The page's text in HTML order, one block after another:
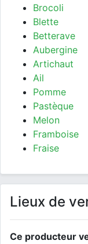
Brocoli
Blette
Betterave
Aubergine
Artichaut
Ail
Pomme
Pastèque
Melon
Framboise
Fraise
Lieux de
Ce producteur